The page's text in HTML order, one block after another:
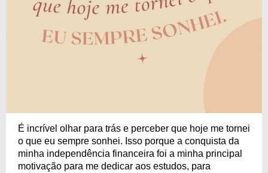
É incrível olhar para trás e perceber que hoje me tornei
o que eu sempre sonhei. Isso porque a conquista da
minha independência financeira foi a minha principal
motivação para me dedicar aos estudos, para